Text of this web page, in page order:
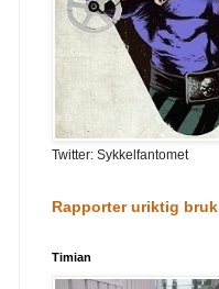
Twitter: Sykkelfantomet
Rapporter uriktig bruk
Timian